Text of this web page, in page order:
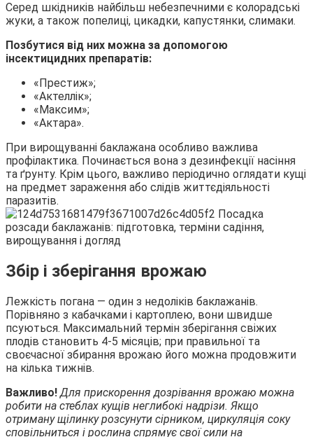
Серед шкідників найбільш небезпечними є колорадські
жуки, а також попелиці, цикадки, капустянки, слимаки.
Позбутися від них можна за допомогою
інсектицидних препаратів:
«Престиж»;
«Актеллік»;
«Максим»;
«Актара».
При вирощуванні баклажана особливо важлива
профілактика. Починається вона з дезинфекції насіння
та ґрунту. Крім цього, важливо періодично оглядати кущі
на предмет зараження або слідів життєдіяльності
паразитів.
Збір і зберігання врожаю
Лежкість погана — один з недоліків баклажанів.
Порівняно з кабачками і картоплею, вони швидше
псуються. Максимальний термін зберігання свіжих
плодів становить 4-5 місяців; при правильної та
своєчасної збирання врожаю його можна продовжити
на кілька тижнів.
Важливо!Для прискорення дозрівання врожаю можна
робити на стеблах кущів неглибокі надрізи. Якщо
отриману щілинку розсунути сірником, циркуляція соку
сповільниться і рослина спрямує свої сили на